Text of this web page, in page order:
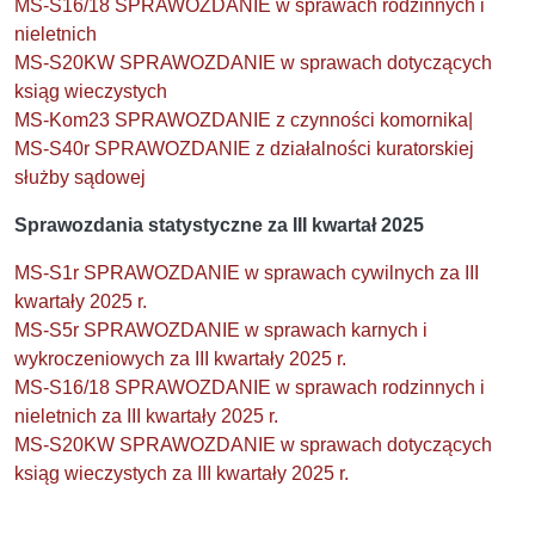
MS-S16/18 SPRAWOZDANIE w sprawach rodzinnych i
nieletnich
MS-S20KW SPRAWOZDANIE w sprawach dotyczących
ksiąg wieczystych
MS-Kom23 SPRAWOZDANIE z czynności komornika|
MS-S40r SPRAWOZDANIE z działalności kuratorskiej
służby sądowej
Sprawozdania statystyczne za III kwartał 2025
MS-S1r SPRAWOZDANIE w sprawach cywilnych za III
kwartały 2025 r.
MS-S5r SPRAWOZDANIE w sprawach karnych i
wykroczeniowych za III kwartały 2025 r.
MS-S16/18 SPRAWOZDANIE w sprawach rodzinnych i
nieletnich za III kwartały 2025 r.
MS-S20KW SPRAWOZDANIE w sprawach dotyczących
ksiąg wieczystych za III kwartały 2025 r.